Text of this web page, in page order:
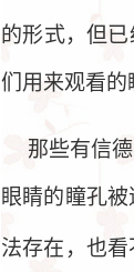
的形式，但
们用来观看的
那些有信
眼睛的瞳孔被
法存在，也看